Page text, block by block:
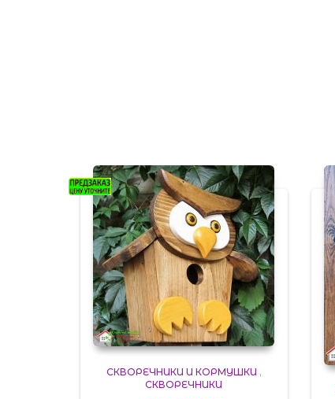
СКВОРЕЧНИКИ И КОРМУШКИ ,
СКВОРЕЧНИКИ